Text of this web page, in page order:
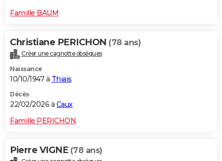
Famille BAUM
Christiane PERICHON (78 ans)
Créer une cagnotte obsèques
Naissance
10/10/1947 à Thiais
Décès
22/02/2026 à Caux
Famille PERICHON
Pierre VIGNE (78 ans)